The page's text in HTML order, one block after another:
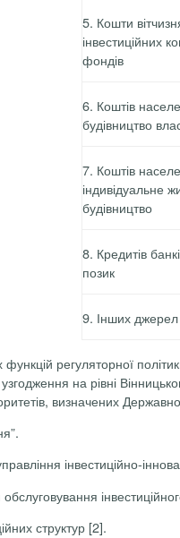
5. Кошти
інвестиційних
фондів
6. Коштів
будівництво
7. Коштів
індивідуальне
будівництво
8. Кредитів
позик
9. Інших
регуляторної
узгодження на рівні
визначених
інвестиційно-
структур [2].